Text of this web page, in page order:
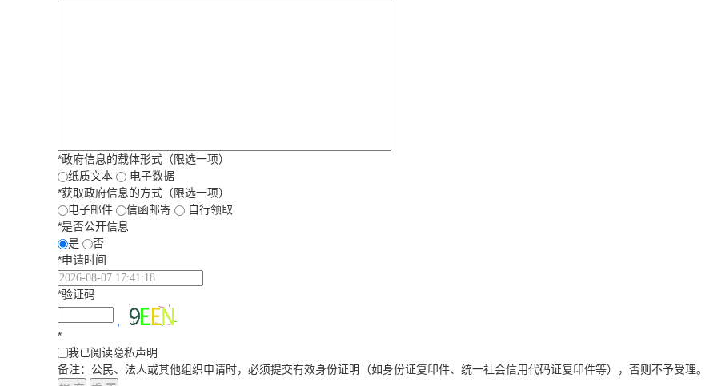
*政府信息的载体形式（限选一项）
纸质文本
电子数据
*获取政府信息的方式（限选一项）
电子邮件
信函邮寄
自行领取
*是否公开信息
是
否
*申请时间
*验证码
*
我已阅读隐私声明
备注：公民、法人或其他组织申请时，必须提交有效身份证明（如身份证复印件、统一社会信用代码证复印件等），否则不予受理。